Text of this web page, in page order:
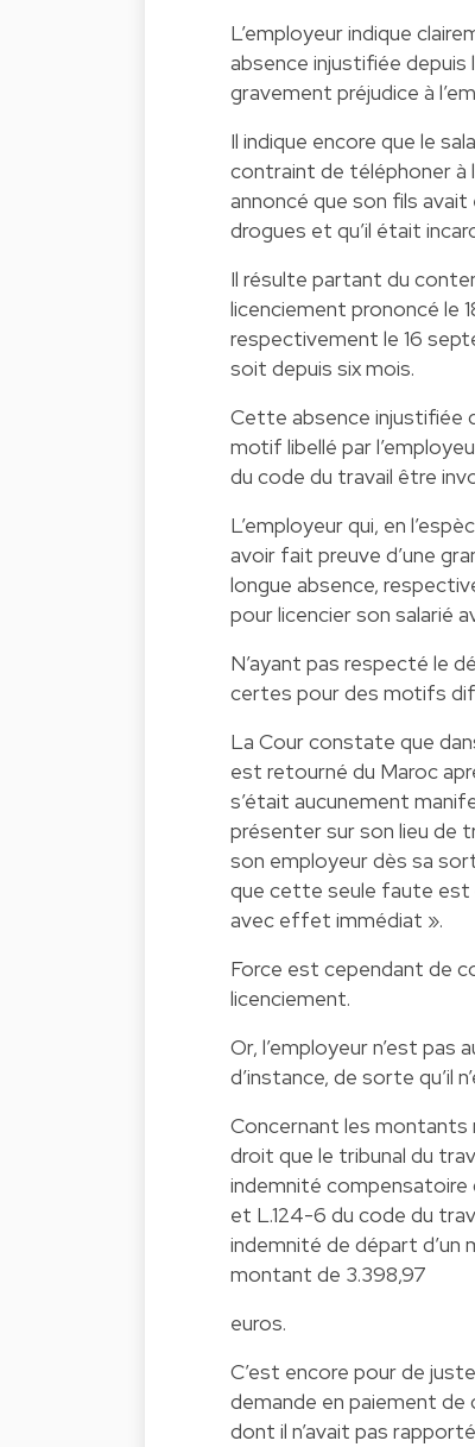
L’employeur indique
absence injustifiée
gravement préjudice à
Il indique encore que le
contraint de téléphoner à
annoncé que son fils
drogues et qu’il était
Il résulte partant du
licenciement prononcé le
respectivement le 16
soit depuis six mois.
Cette absence injustifiée
motif libellé par
du code du travail être
L’employeur qui, en
avoir fait preuve d’une
longue absence,
pour licencier son salarié
N’ayant pas respecté le
certes pour des motifs
La Cour constate que
est retourné du Maroc
s’était aucunement
présenter sur son lieu de
son employeur dès sa
que cette seule faute est
avec effet immédiat ».
Force est cependant de
licenciement.
Or, l’employeur n’est
d’instance, de sorte qu’il
Concernant les montants
droit que le tribunal du
indemnité compensatoire
et L.124-6 du code du
indemnité de départ d’un
montant de 3.398,97
euros.
C’est encore pour de
demande en paiement
dont il n’avait pas